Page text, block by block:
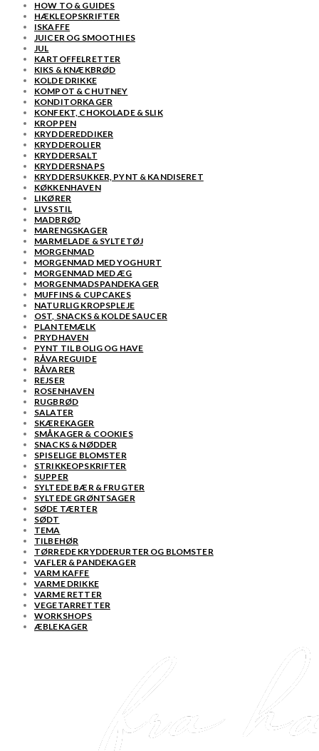
HOW TO & GUIDES
HÆKLEOPSKRIFTER
ISKAFFE
JUICER OG SMOOTHIES
JUL
KARTOFFELRETTER
KIKS & KNÆKBRØD
KOLDE DRIKKE
KOMPOT & CHUTNEY
KONDITORKAGER
KONFEKT, CHOKOLADE & SLIK
KROPPEN
KRYDDEREDDIKER
KRYDDEROLIER
KRYDDERSALT
KRYDDERSNAPS
KRYDDERSUKKER, PYNT & KANDISERET
KØKKENHAVEN
LIKØRER
LIVSSTIL
MADBRØD
MARENGSKAGER
MARMELADE & SYLTETØJ
MORGENMAD
MORGENMAD MED YOGHURT
MORGENMAD MED ÆG
MORGENMADSPANDEKAGER
MUFFINS & CUPCAKES
NATURLIG KROPSPLEJE
OST, SNACKS & KOLDE SAUCER
PLANTEMÆLK
PRYDHAVEN
PYNT TIL BOLIG OG HAVE
RÅVAREGUIDE
RÅVARER
REJSER
ROSENHAVEN
RUGBRØD
SALATER
SKÆREKAGER
SMÅKAGER & COOKIES
SNACKS & NØDDER
SPISELIGE BLOMSTER
STRIKKEOPSKRIFTER
SUPPER
SYLTEDE BÆR & FRUGTER
SYLTEDE GRØNTSAGER
SØDE TÆRTER
SØDT
TEMA
TILBEHØR
TØRREDE KRYDDERURTER OG BLOMSTER
VAFLER & PANDEKAGER
VARM KAFFE
VARME DRIKKE
VARME RETTER
VEGETARRETTER
WORKSHOPS
ÆBLEKAGER